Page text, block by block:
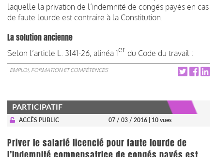
laquelle la privation de l’indemnité de congés payés en cas
de faute lourde est contraire à la Constitution.
La solution ancienne
Selon l’article L. 3141-26, alinéa 1er du Code du travail :
EMPLOI, FORMATION ET COMPÉTENCES
PARTICIPATIF
ACCÈS PUBLIC 07 / 03 / 2016 | 10 vues
Priver le salarié licencié pour faute lourde de